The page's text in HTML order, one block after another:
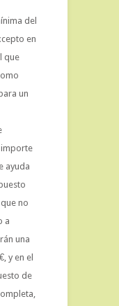
del
en
que
un
importe
ayuda
no
a
una
y en el
de